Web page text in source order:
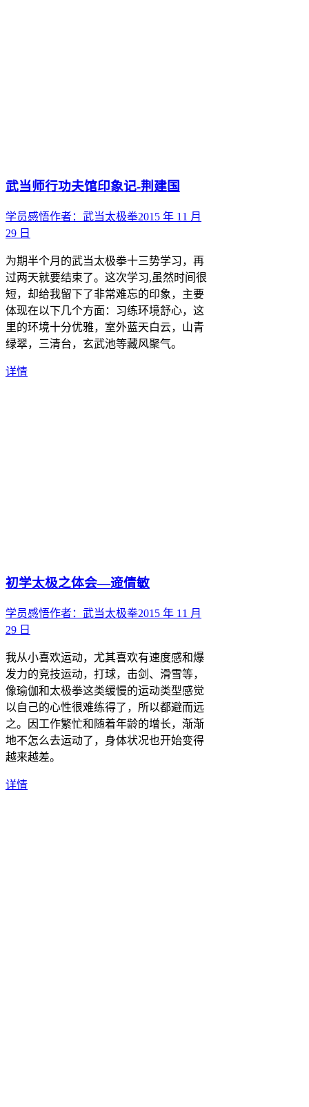
武当师行功夫馆印象记-荆建国
学员感悟作者： 武当太极拳2015 年 11 月
29 日
为期半个月的武当太极拳十三势学习，再
过两天就要结束了。这次学习,虽然时间很
短，却给我留下了非常难忘的印象，主要
体现在以下几个方面：习练环境舒心，这
里的环境十分优雅，室外蓝天白云，山青
绿翠，三清台，玄武池等藏风聚气。
详情
初学太极之体会—遆倩敏
学员感悟作者： 武当太极拳2015 年 11 月
29 日
我从小喜欢运动，尤其喜欢有速度感和爆
发力的竞技运动，打球，击剑、滑雪等，
像瑜伽和太极拳这类缓慢的运动类型感觉
以自己的心性很难练得了，所以都避而远
之。因工作繁忙和随着年龄的增长，渐渐
地不怎么去运动了，身体状况也开始变得
越来越差。
详情